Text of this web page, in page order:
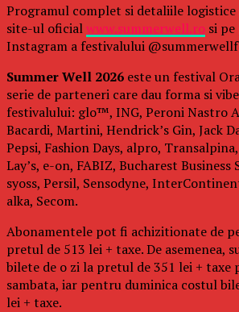
Programul complet si detaliile
site-ul oficialwww.summerwell.ro si
Instagram a festivalului
Summer Well 2026 este un festival
serie de parteneri care dau forma si
festivalului: glo™, ING, Peroni Nastro
Bacardi, Martini, Hendrick’s Gin, Jack
Pepsi, Fashion Days, alpro,
Lay’s, e-on, FABIZ, Bucharest Business
syoss, Persil, Sensodyne,
alka, Secom.
Abonamentele pot fi achizitionate de
pretul de 513 lei + taxe. De asemenea,
bilete de o zi la pretul de 351 lei + taxe
sambata, iar pentru duminica costul
lei + taxe.